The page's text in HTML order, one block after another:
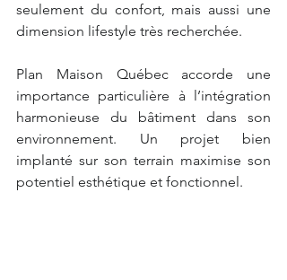
seulement du confort, mais aussi une
dimension lifestyle très recherchée.
Plan Maison Québec accorde une
importance particulière à l’intégration
harmonieuse du bâtiment dans son
environnement. Un projet bien
implanté sur son terrain maximise son
potentiel esthétique et fonctionnel.